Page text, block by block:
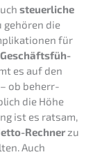
steuer­li­che
gehören die
für
Geschäfts­füh­
es auf den
ob beherr­
die Höhe
ist es ratsam,
Rechner zu
Auch